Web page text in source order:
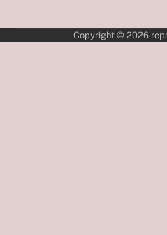
Copyright © 2026